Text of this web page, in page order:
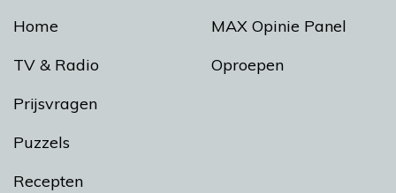
Home
TV & Radio
Prijsvragen
Puzzels
Recepten
MAX Opinie Panel
Oproepen